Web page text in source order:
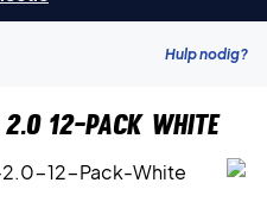
Hulp nodig?
12-Pack White